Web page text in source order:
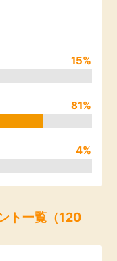
15%
81%
4%
ト一覧（120